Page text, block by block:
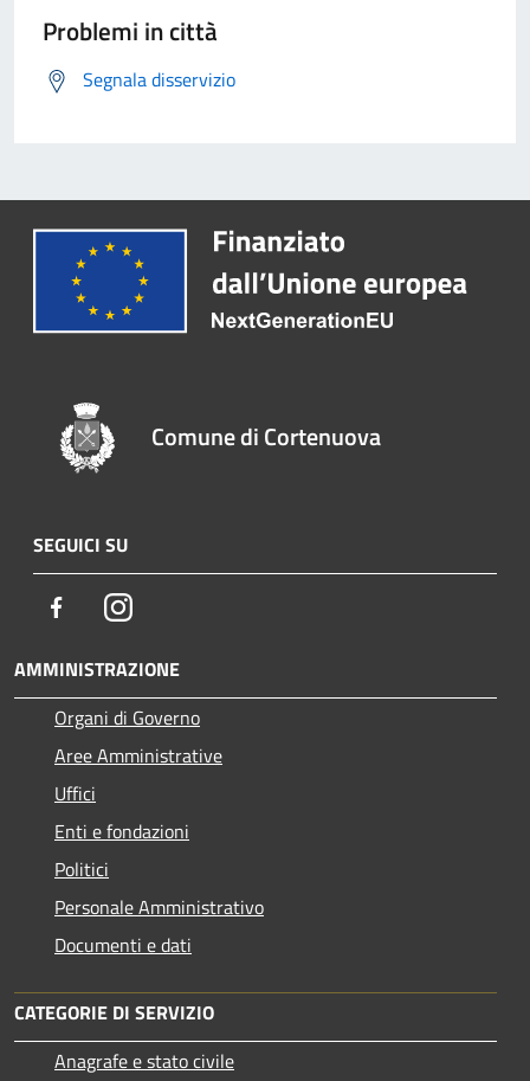
Problemi in città
Segnala disservizio
Comune di Cortenuova
SEGUICI SU
FacebookInstagram
AMMINISTRAZIONE
Organi di Governo
Aree Amministrative
Uffici
Enti e fondazioni
Politici
Personale Amministrativo
Documenti e dati
CATEGORIE DI SERVIZIO
Anagrafe e stato civile